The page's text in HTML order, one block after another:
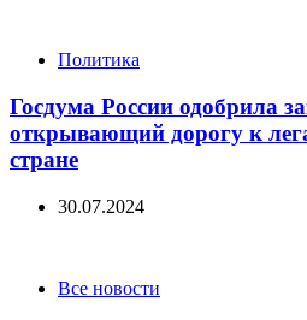
CategoriesПолитика
Госдума России одобрила
открывающий дорогу к
стране
30.07.2024
CategoriesВсе новости